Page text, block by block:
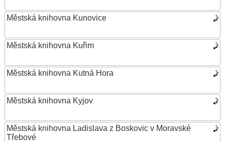
Městská knihovna Kunovice
Městská knihovna Kuřim
Městská knihovna Kutná Hora
Městská knihovna Kyjov
Městská knihovna Ladislava z Boskovic v Moravské
Třebové